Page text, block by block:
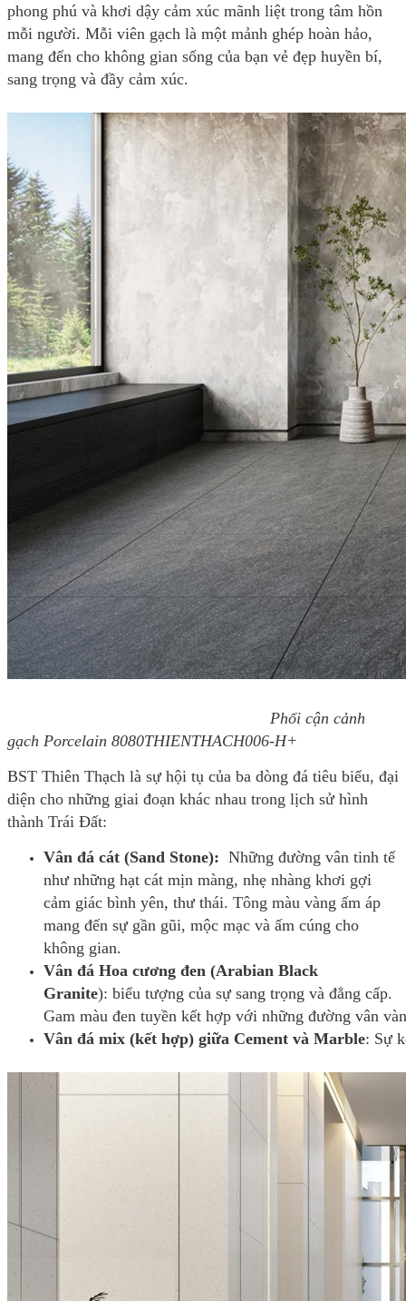
phong phú và khơi dậy cảm xúc mãnh liệt trong tâm hồn
mỗi người. Mỗi viên gạch là một mảnh ghép hoàn hảo,
mang đến cho không gian sống của bạn vẻ đẹp huyền bí,
sang trọng và đầy cảm xúc.
Phối cận cảnh
gạch Porcelain 8080THIENTHACH006-H+
BST Thiên Thạch là sự hội tụ của ba dòng đá tiêu biểu, đại
diện cho những giai đoạn khác nhau trong lịch sử hình
thành Trái Đất:
Vân đá cát (Sand Stone): Những đường vân tinh tế
như những hạt cát mịn màng, nhẹ nhàng khơi gợi
cảm giác bình yên, thư thái. Tông màu vàng ấm áp
mang đến sự gần gũi, mộc mạc và ấm cúng cho
không gian.
Vân đá Hoa cương đen (Arabian Black
Granite): biểu tượng của sự sang trọng và đẳng cấp.
Gam màu đen tuyền kết hợp với những đường vân
Vân đá mix (kết hợp) giữa Cement và Marble: Sự